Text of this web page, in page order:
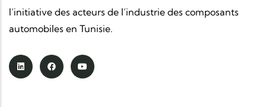
l’initiative des acteurs de l’industrie des composants
automobiles en Tunisie.